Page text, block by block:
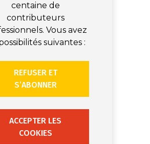
centaine de
contributeurs
Vous avez
suivantes :
REFUSER ET
S’ABONNER
ACCEPTER LES
COOKIES